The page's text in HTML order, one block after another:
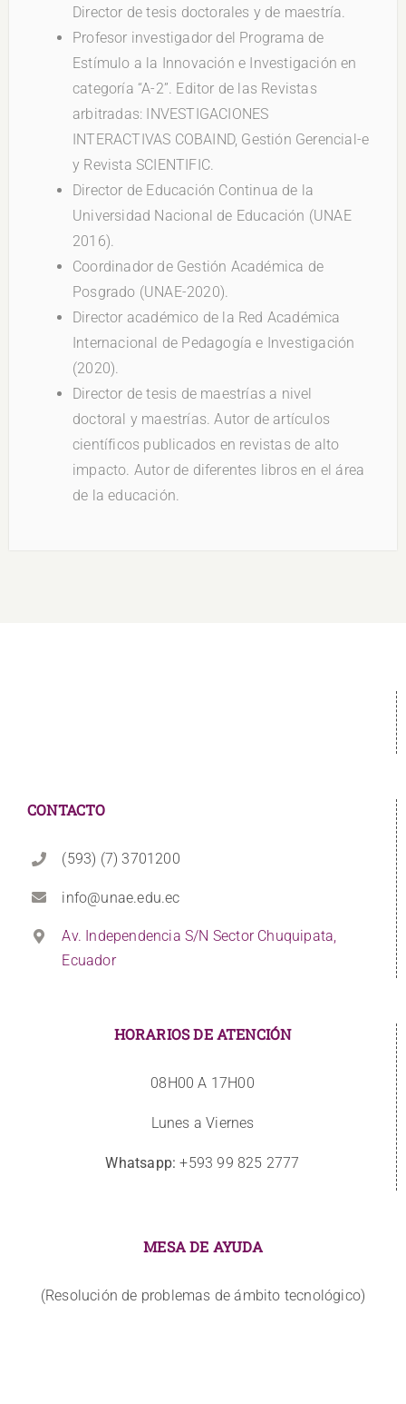
Director de tesis doctorales y de maestría.
Profesor investigador del Programa de
Estímulo a la Innovación e Investigación en
categoría “A-2”. Editor de las Revistas
arbitradas: INVESTIGACIONES
INTERACTIVAS COBAIND, Gestión Gerencial-e
y Revista SCIENTIFIC.
Director de Educación Continua de la
Universidad Nacional de Educación (UNAE
2016).
Coordinador de Gestión Académica de
Posgrado (UNAE-2020).
Director académico de la Red Académica
Internacional de Pedagogía e Investigación
(2020).
Director de tesis de maestrías a nivel
doctoral y maestrías. Autor de artículos
científicos publicados en revistas de alto
impacto. Autor de diferentes libros en el área
de la educación.
CONTACTO
(593) (7) 3701200
info@unae.edu.ec
Av. Independencia S/N Sector Chuquipata,
Ecuador
HORARIOS DE ATENCIÓN
08H00 A 17H00
Lunes a Viernes
Whatsapp: +593 99 825 2777
MESA DE AYUDA
(Resolución de problemas de ámbito tecnológico)